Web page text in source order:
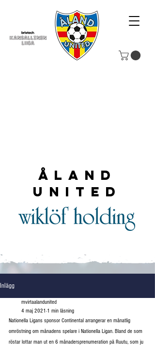
Åland
United
Inlägg
mvirtaalandunited
4 maj 2021 1 min läsning
Nationella Ligans sponsor Continental arrangerar en månatlig
omröstning om månadens spelare i Nationella Ligan. Bland de som
röstar lottar man ut en 6 månadersprenumeration på Ruutu, som ju